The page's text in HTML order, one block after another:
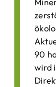
90
wird